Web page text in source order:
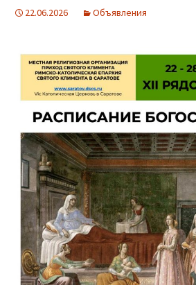
22.06.2026 Объявления